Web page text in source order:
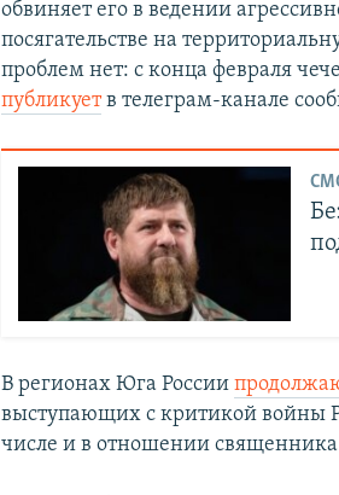
обвиняет его в ведении
посягательстве на
проблем нет: с конца февраля
публикуетв телеграм-канале
В регионах Юга России
выступающих с критикой войны
числе и в отношении священника